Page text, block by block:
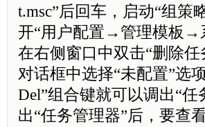
t.msc”后回车，启动“组策
开“用户配置→管理模板→
在右侧窗口中双击“删除
对话框中选择“未配置”选
Del”组合键就可以调出“
出“任务管理器”后，要查